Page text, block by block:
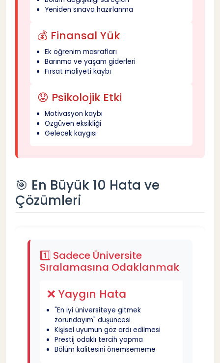
✅ Doğru Yaklaşım
4️⃣ Şehir ve Konum Faktörünü Önemsememek
❌ Yaygın Hata
✅ Doğru Yaklaşım
🏙️ Şehir Seçim Kriterleri
22 ❌ Yaygın Hata
❌ Yaygın Hata
✅ Doğru Yaklaşım
Yeniden sınava hazırlanma
💰 Finansal Yük
Ek öğrenim masrafları
Barınma ve yaşam giderleri
Fırsat maliyeti kaybı
😟 Psikolojik Etki
Motivasyon kaybı
Özgüven eksikliği
Gelecek kaygısı
🎯 En Büyük 10 Hata ve
Çözümleri
1️⃣ Sadece Üniversite
Sıralamasına Odaklanmak
❌ Yaygın Hata
"En iyi üniversiteye gitmek
zorundayım" düşüncesi
Kişisel uyumun göz ardı edilmesi
Prestij odaklı tercih yapma
Bölüm kalitesini önemsememe